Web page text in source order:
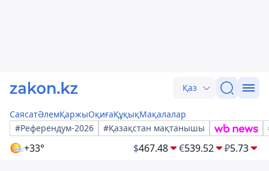
Қаз
СаясатӘлемҚаржыОқиғаҚұқықМақалалар
#Референдум-2026
#Қазақстан мақтанышы
+33° $467.48 €539.52 ₽5.73